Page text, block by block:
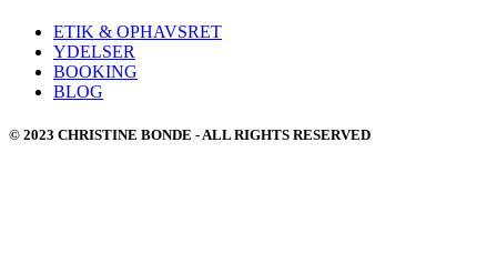
ETIK & OPHAVSRET
YDELSER
BOOKING
BLOG
© 2023 CHRISTINE BONDE - ALL RIGHTS RESERVED